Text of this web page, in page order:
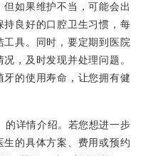
如果维护不当，可能会出
良好的口腔卫生习惯，每
具。同时，要定期到医院
，及时发现并处理问题。
的使用寿命，让您拥有健
的详情介绍。若您想进一步
的具体方案、费用或预约